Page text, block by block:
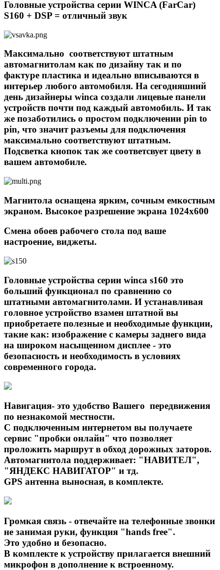
Головные устройства серии WINCA (FarCar)
S160 + DSP = отличный звук
Максимально соответствуют штатным
автомагнитолам как по дизайну так и по
фактуре пластика и идеально вписываются в
интерьер любого автомобиля. На сегодняшний
день дизайнеры winca создали лицевые панели
устройств почти под каждый автомобиль. И так
же позаботились о простом подключении pin to
pin, что значит разъемы для подключения
максимально соответствуют штатным.
Подсветка кнопок так же соответсвует цвету в
вашем автомобиле.
Магнитола оснащена ярким, сочным емкостным
экраном. Высокое разрешение экрана 1024х600
Смена обоев рабочего стола под ваше
настроение, виджеты.
Головные устройства серии winca s160 это
больший функционал по сравнению со
штатными автомагнитолами. И устанавливая
головное устройство взамен штатной вы
приобретаете полезные и необходимые функции,
такие как: изображение с камеры заднего вида
на широком насыщенном дисплее - это
безопасность и необходимость в условиях
современного города.
Навигация- это удобство Вашего передвижения
по незнакомой местности.
С подключенным интернетом вы получаете
сервис "пробки онлайн" что позволяет
проложить маршрут в обход дорожных заторов.
Автомагнитола поддерживает: "НАВИТЕЛ",
"ЯНДЕКС НАВИГАТОР" и тд.
GPS антенна выносная, в комплекте.
Громкая связь - отвечайте на телефонные звонки
не занимая руки, функция "hands free".
Это удобно и безопасно.
В комплекте к устройству прилагается внешний
микрофон в дополнение к встроенному.